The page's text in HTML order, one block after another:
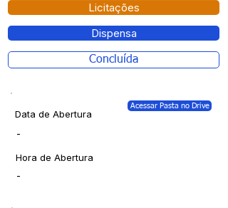
Licitações
Dispensa
Concluída
Data de Abertura
Acessar Pasta no Drive
-
Hora de Abertura
-